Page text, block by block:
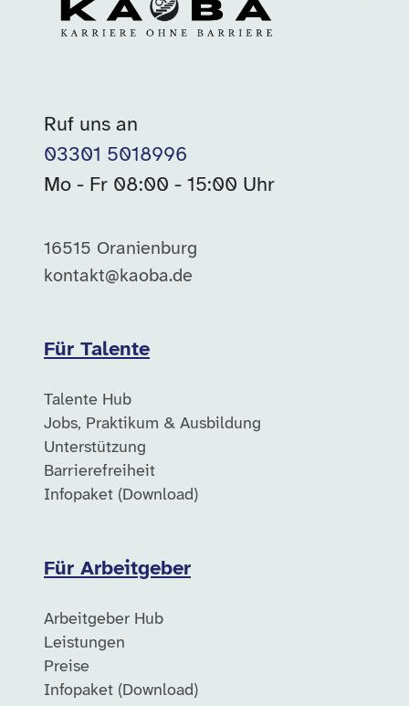
Ruf uns an
03301 5018996
Mo - Fr 08:00 - 15:00 Uhr
16515 Oranienburg
kontakt@kaoba.de
Für Talente
Talente Hub
Jobs, Praktikum & Ausbildung
Unterstützung
Barrierefreiheit
Infopaket (Download)
Für Arbeitgeber
Arbeitgeber Hub
Leistungen
Preise
Infopaket (Download)